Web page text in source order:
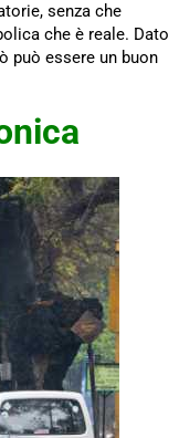
senza che
che è reale. Dato
può essere un buon